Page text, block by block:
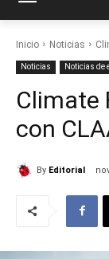
Inicio Noticias
Noticias Noticias de
Climate
con
By Editorial